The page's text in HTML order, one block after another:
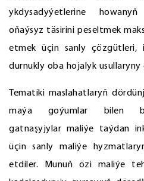
ykdysadyýetlerine
oňaýsyz täsirini peseltmek
etmek üçin sanly çözgütleri,
durnukly oba hojalyk
Tematiki maslahatlaryň
maýa goýumlar bilen
gatnaşyjylar maliýe taýdan
üçin sanly maliýe
etdiler. Munuň özi maliýe